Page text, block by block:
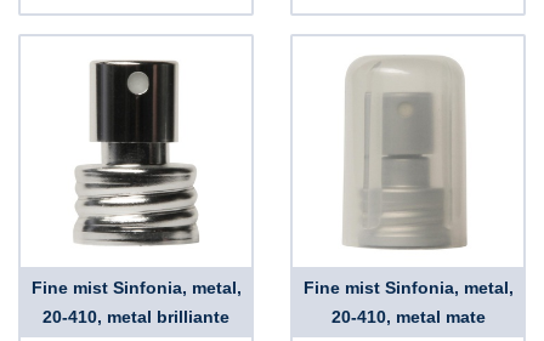
Fine mist Sinfonia, metal,
20-410, metal brilliante
Fine mist Sinfonia, metal,
20-410, metal mate